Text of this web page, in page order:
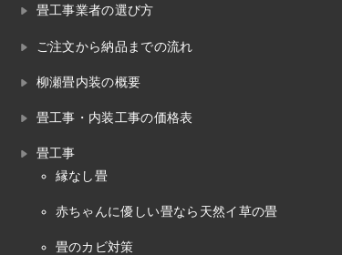
畳工事業者の選び方
ご注文から納品までの流れ
柳瀬畳内装の概要
畳工事・内装工事の価格表
畳工事
縁なし畳
赤ちゃんに優しい畳なら天然イ草の畳
畳のカビ対策